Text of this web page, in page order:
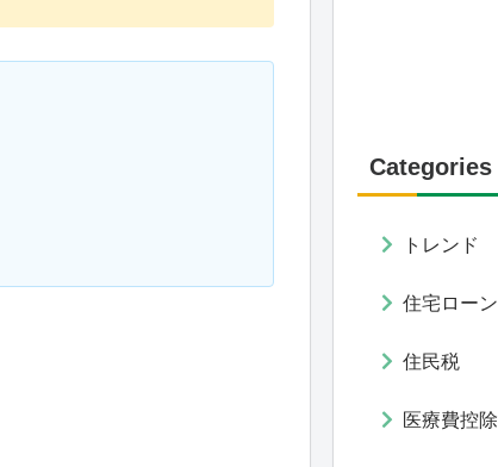
Categories
トレンド
住宅ローン
住民税
医療費控除